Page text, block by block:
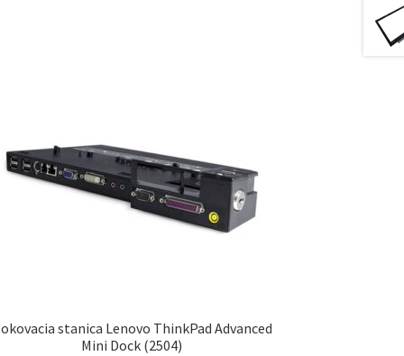
stanica Lenovo ThinkPad Advanced
Mini Dock (2504)